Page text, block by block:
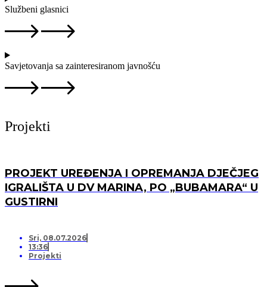
Službeni glasnici
Savjetovanja sa zainteresiranom javnošću
Projekti
PROJEKT UREĐENJA I OPREMANJA DJEČJEG
IGRALIŠTA U DV MARINA, PO „BUBAMARA“ U
GUSTIRNI
Sri, 08.07.2026
13:36
Projekti